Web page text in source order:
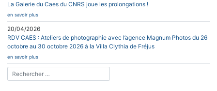
La Galerie du Caes du CNRS joue les prolongations !
en savoir plus
20/04/2026
RDV CAES : Ateliers de photographie avec l’agence Magnum Photos du 26
octobre au 30 octobre 2026 à la Villa Clythia de Fréjus
en savoir plus